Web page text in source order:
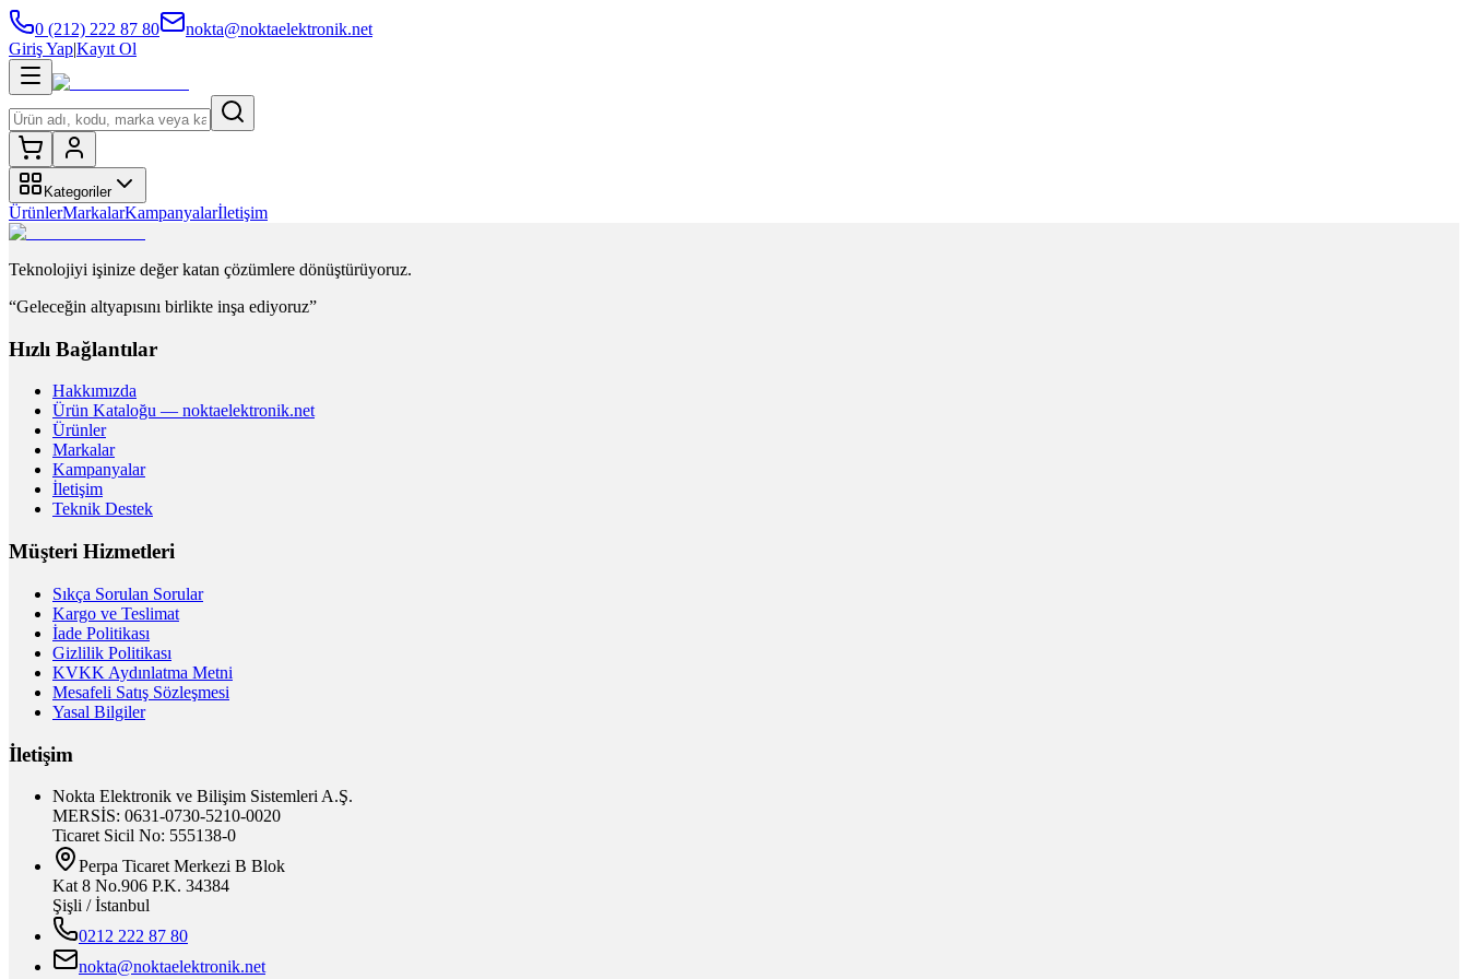
0 (212) 222 87 80
nokta@noktaelektronik.net
Giriş Yap|Kayıt Ol
Kategoriler
ÜrünlerMarkalarKampanyalarİletişim
Teknolojiyi işinize değer katan çözümlere dönüştürüyoruz.
“Geleceğin altyapısını birlikte inşa ediyoruz”
Hızlı Bağlantılar
Hakkımızda
Ürün Kataloğu — noktaelektronik.net
Ürünler
Markalar
Kampanyalar
İletişim
Teknik Destek
Müşteri Hizmetleri
Sıkça Sorulan Sorular
Kargo ve Teslimat
İade Politikası
Gizlilik Politikası
KVKK Aydınlatma Metni
Mesafeli Satış Sözleşmesi
Yasal Bilgiler
İletişim
Nokta Elektronik ve Bilişim Sistemleri A.Ş.
MERSİS: 0631-0730-5210-0020
Ticaret Sicil No: 555138-0
Perpa Ticaret Merkezi B Blok
Kat 8 No.906 P.K. 34384
Şişli / İstanbul
0212 222 87 80
nokta@noktaelektronik.net